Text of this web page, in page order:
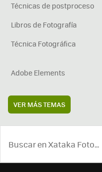
Técnicas de postproceso
Libros de Fotografía
Técnica Fotográfica
Adobe Elements
VER MÁS TEMAS